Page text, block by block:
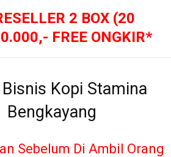
2 BOX (20
FREE ONGKIR*
Kopi Stamina
Bengkayang
Sebelum Di Ambil Orang